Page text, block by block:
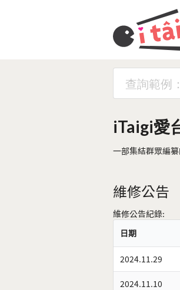
iTaigi愛
一部集結群眾編
維修公告
維修公告紀錄:
日期
2024.11.29
2024.11.10